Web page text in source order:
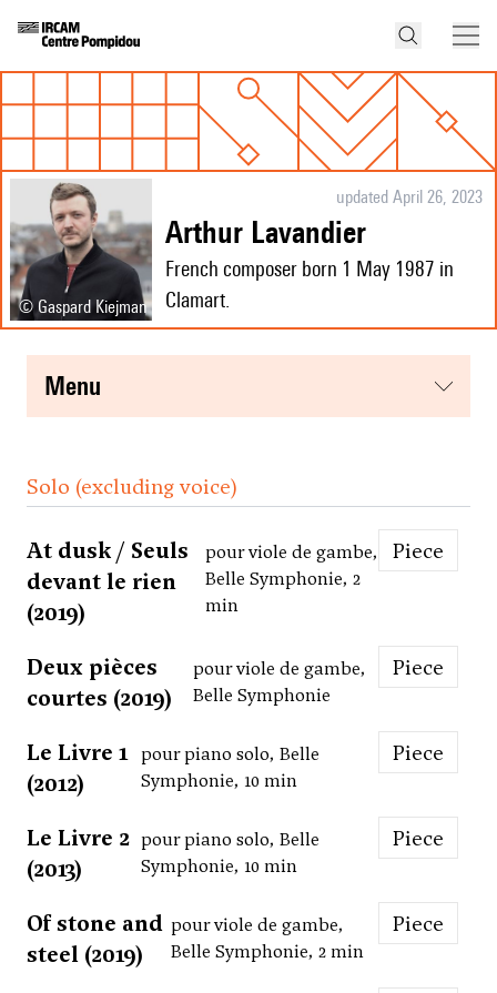
© Gaspard Kiejman
updated April 26, 2023
Arthur Lavandier
French composer born 1 May 1987 in
Clamart.
menu
Solo (excluding voice)
At dusk / Seuls
devant le rien
(2019)
pour viole de gambe,
Belle Symphonie, 2
min
Piece
Deux pièces
courtes (2019)
pour viole de gambe,
Belle Symphonie
Piece
Le Livre 1
(2012)
pour piano solo, Belle
Symphonie, 10 min
Piece
Le Livre 2
(2013)
pour piano solo, Belle
Symphonie, 10 min
Piece
Of stone and
steel (2019)
pour viole de gambe,
Belle Symphonie, 2 min
Piece